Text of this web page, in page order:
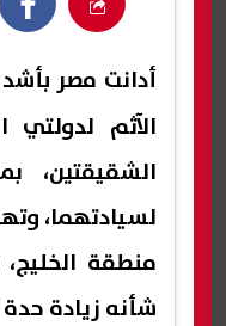
أدانت مصر
الآثم لدولتي
الشقيقتين،
لسيادتهما،
منطقة
شأنه زيادة